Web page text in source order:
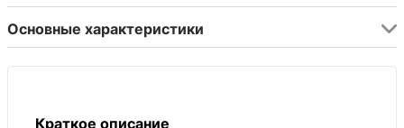
Основные характеристики
Краткое описание